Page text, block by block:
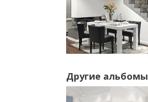
Другие альбомы